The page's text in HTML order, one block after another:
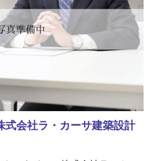
式会社ラ・カーサ建築設計